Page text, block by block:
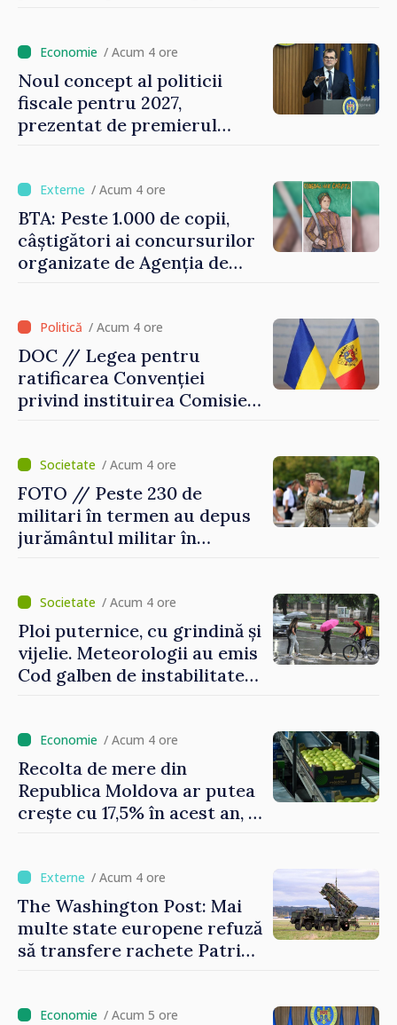
oamenilor”/ Acum 4 ore
Noul concept al politicii
fiscale pentru 2027,
prezentat de premierul
investițiile, taxăm viciile și
echilibrăm taxarea
consumului”
/ Acum 4 ore
BTA: Peste 1.000 de copii,
câștigători ai concursurilor
organizate de Agenția de
/ Acum 4 ore
DOC // Legea pentru
ratificarea Convenției
privind instituirea Comisiei
Monitorul Oficial
/ Acum 4 ore
FOTO // Peste 230 de
militari în termen au depus
jurământul militar în
/ Acum 4 ore
Ploi puternice, cu grindină și
vijelie. Meteorologii au emis
Cod galben de instabilitate
/ Acum 4 ore
Recolta de mere din
Republica Moldova ar putea
crește cu 17,5% în acest an, în
/ Acum 4 ore
The Washington Post: Mai
multe state europene refuză
să transfere rachete Patriot
/ Acum 5 ore